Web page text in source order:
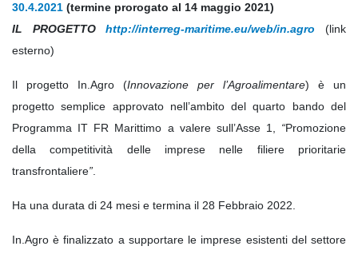
30.4.2021 (termine prorogato al 14 maggio 2021)
IL PROGETTOhttp://interreg-maritime.eu/web/in.agro
(link
esterno)
Il progetto In.Agro (Innovazione per l’Agroalimentare) è un
progetto semplice approvato nell’ambito del quarto bando del
Programma IT FR Marittimo a valere sull’Asse 1, “Promozione
della competitività delle imprese nelle filiere prioritarie
transfrontaliere”
Ha una durata di 24 mesi e termina il 28 Febbraio 2022.
In.Agro è finalizzato a supportare le imprese esistenti del settore